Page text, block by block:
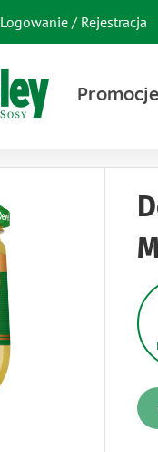
Logowanie / Rejestracja
Promocje